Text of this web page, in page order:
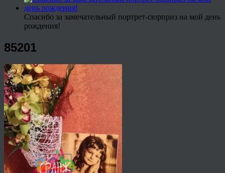
Спасибо за замечательный портрет-сюрприз на мой день
рождения!
85201